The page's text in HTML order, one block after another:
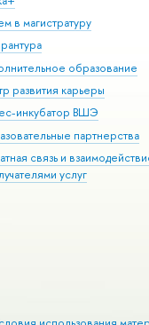
в магистратуру
образование
развития карьеры
инкубатор ВШЭ
партнерства
связь и
услуг